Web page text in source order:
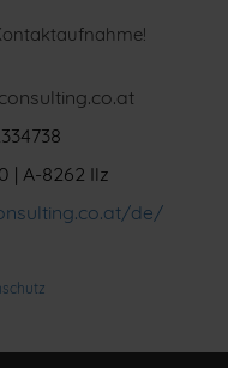
| A-8262 Ilz
de/